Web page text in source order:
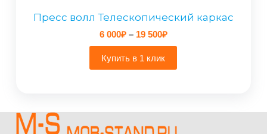
Пресс волл Телескопический каркас
6 000₽ – 19 500₽Диапазон
цен:
000₽
Купить в 1 клик